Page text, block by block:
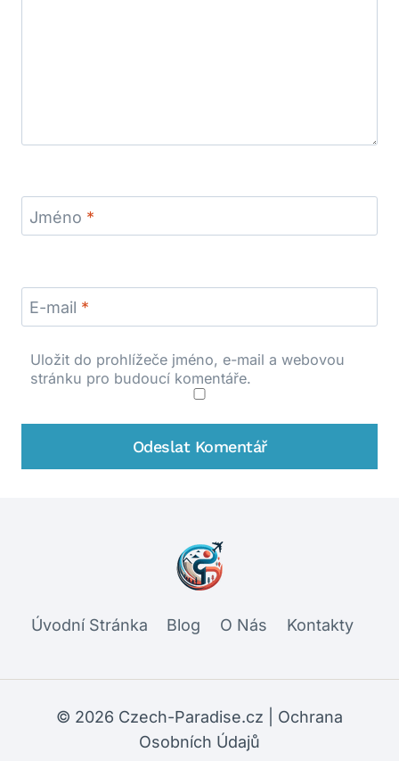
Jméno *
E-mail *
Uložit do prohlížeče jméno, e-mail a webovou
stránku pro budoucí komentáře.
Úvodní Stránka Blog O Nás Kontakty
© 2026 Czech-Paradise.cz | Ochrana
Osobních Údajů